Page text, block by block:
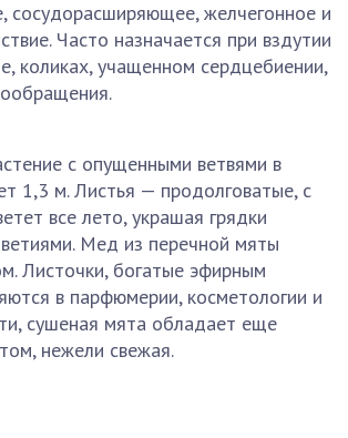
сосудорасширяющее, желчегонное и
Часто назначается при вздутии
коликах, учащенном сердцебиении,
с опущенными ветвями в
1,3 м. Листья — продолговатые, с
все лето, украшая грядки
Мед из перечной мяты
Листочки, богатые эфирным
в парфюмерии, косметологии и
сушеная мята обладает еще
нежели свежая.